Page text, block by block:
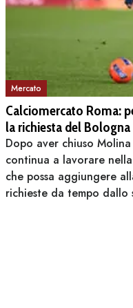
Mercato
Calciomercato Roma:
la richiesta del Bologna
Dopo aver chiuso
continua a lavorare
che possa aggiungere
richieste da tempo dallo